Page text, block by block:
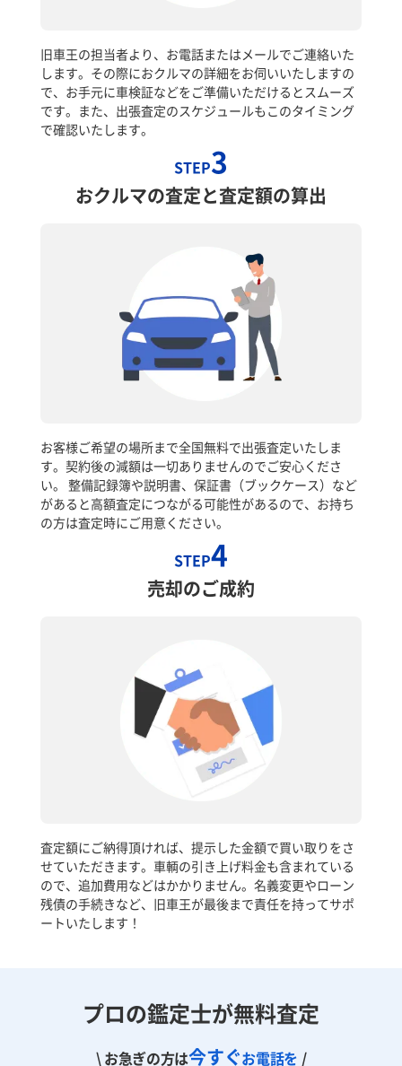
旧車王の担当者より、お電話またはメールでご連絡いた
します。その際におクルマの詳細をお伺いいたしますの
で、お手元に車検証などをご準備いただけるとスムーズ
です。また、出張査定のスケジュールもこのタイミング
で確認いたします。
STEP3
おクルマの査定と査定額の算出
お客様ご希望の場所まで全国無料で出張査定いたしま
す。契約後の減額は一切ありませんのでご安心くださ
い。 整備記録簿や説明書、保証書（ブックケース）など
があると高額査定につながる可能性があるので、お持ち
の方は査定時にご用意ください。
STEP4
売却のご成約
査定額にご納得頂ければ、提示した金額で買い取りをさ
せていただきます。車輌の引き上げ料金も含まれている
ので、追加費用などはかかりません。名義変更やローン
残債の手続きなど、旧車王が最後まで責任を持ってサポ
ートいたします！
プロの鑑定士が無料査定
\ お急ぎの方は今すぐお電話を /